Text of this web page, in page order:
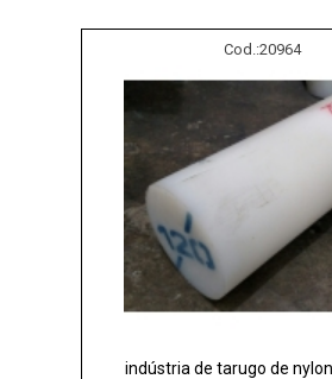
Cod.:20964
indústria de tarugo de